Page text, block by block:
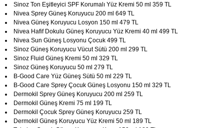
Sinoz Ton Eşitleyici SPF Korumalı Yüz Kremi 50 ml 359 TL
Nivea Sprey Güneş Koruyucu 200 ml 649 TL
Nivea Güneş Koruyucu Losyon 150 ml 479 TL
Nivea Hafif Dokulu Güneş Koruyucu Yüz Kremi 40 ml 499 TL
Nivea Sun Güneş Losyonu Çocuk 499 TL
Sinoz Güneş Koruyucu Vücut Sütü 200 ml 299 TL
Sinoz Fluid Güneş Kremi 50 ml 329 TL
Sinoz Güneş Koruyucu 50 ml 279 TL
B-Good Care Yüz Güneş Sütü 50 ml 229 TL
B-Good Care Sprey Çocuk Güneş Losyonu 150 ml 329 TL
Dermokil Sprey Güneş Koruyucu 200 ml 259 TL
Dermokil Güneş Kremi 75 ml 199 TL
Dermokil Çocuk Sprey Güneş Koruyucu 259 TL
Dermokil Güneş Koruyucu Yüz Kremi 50 ml 189 TL